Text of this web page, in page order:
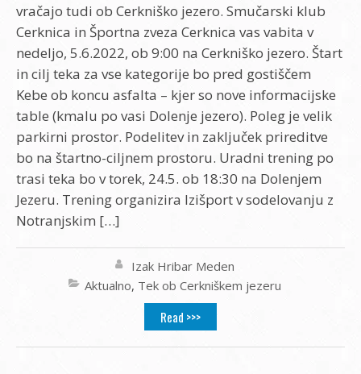
vračajo tudi ob Cerkniško jezero. Smučarski klub
Cerknica in Športna zveza Cerknica vas vabita v
nedeljo, 5.6.2022, ob 9:00 na Cerkniško jezero. Štart
in cilj teka za vse kategorije bo pred gostiščem
Kebe ob koncu asfalta – kjer so nove informacijske
table (kmalu po vasi Dolenje jezero). Poleg je velik
parkirni prostor. Podelitev in zaključek prireditve
bo na štartno-ciljnem prostoru. Uradni trening po
trasi teka bo v torek, 24.5. ob 18:30 na Dolenjem
Jezeru. Trening organizira Izišport v sodelovanju z
Notranjskim […]
Izak Hribar Meden
Aktualno, Tek ob Cerkniškem jezeru
Read >>>